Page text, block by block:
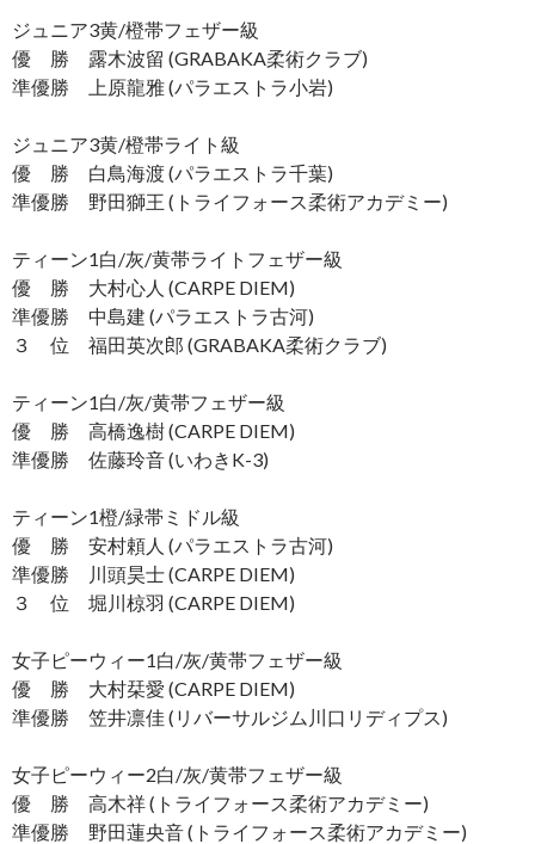
ジュニア3黄/橙帯フェザー級
優 勝 露木波留 (GRABAKA柔術クラブ)
準優勝 上原龍雅 (パラエストラ小岩)
ジュニア3黄/橙帯ライト級
優 勝 白鳥海渡 (パラエストラ千葉)
準優勝 野田獅王 (トライフォース柔術アカデミー)
ティーン1白/灰/黄帯ライトフェザー級
優 勝 大村心人 (CARPE DIEM)
準優勝 中島建 (パラエストラ古河)
３ 位 福田英次郎 (GRABAKA柔術クラブ)
ティーン1白/灰/黄帯フェザー級
優 勝 高橋逸樹 (CARPE DIEM)
準優勝 佐藤玲音 (いわきK-3)
ティーン1橙/緑帯ミドル級
優 勝 安村頼人 (パラエストラ古河)
準優勝 川頭昊士 (CARPE DIEM)
３ 位 堀川椋羽 (CARPE DIEM)
女子ピーウィー1白/灰/黄帯フェザー級
優 勝 大村栞愛 (CARPE DIEM)
準優勝 笠井凛佳 (リバーサルジム川口リディプス)
女子ピーウィー2白/灰/黄帯フェザー級
優 勝 高木祥 (トライフォース柔術アカデミー)
準優勝 野田蓮央音 (トライフォース柔術アカデミー)